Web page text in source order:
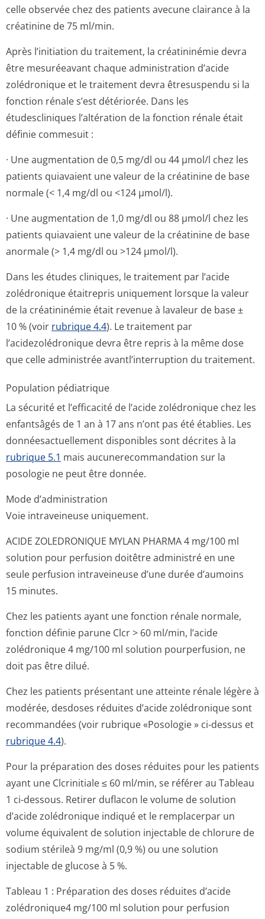
celle observée chez des patients avecune clairance à la
créatinine de 75 ml/min.
Après l’initiation du traitement, la créatininémie devra
être mesuréeavant chaque administration d’acide
zolédronique et le traitement devra êtresuspendu si la
fonction rénale s’est détériorée. Dans les
étudescliniques l’altération de la fonction rénale était
définie commesuit :
· Une augmentation de 0,5 mg/dl ou 44 µmol/l chez les
patients quiavaient une valeur de la créatinine de base
normale (< 1,4 mg/dl ou <124 µmol/l).
· Une augmentation de 1,0 mg/dl ou 88 µmol/l chez les
patients quiavaient une valeur de la créatinine de base
anormale (> 1,4 mg/dl ou >124 µmol/l).
Dans les études cliniques, le traitement par l’acide
zolédronique étaitrepris uniquement lorsque la valeur
de la créatininémie était revenue à lavaleur de base ±
10 % (voir rubrique 4.4). Le traitement par
l’acidezolédronique devra être repris à la même dose
que celle administrée avantl’interruption du traitement.
Population pédiatrique
La sécurité et l’efficacité de l’acide zolédronique chez les
enfantsâgés de 1 an à 17 ans n’ont pas été établies. Les
donnéesactuellement disponibles sont décrites à la
rubrique 5.1 mais aucunerecomman­dation sur la
posologie ne peut être donnée.
Mode d’administration
Voie intraveineuse uniquement.
ACIDE ZOLEDRONIQUE MYLAN PHARMA 4 mg/100 ml
solution pour perfusion doitêtre administré en une
seule perfusion intraveineuse d’une durée d’aumoins
15 minutes.
Chez les patients ayant une fonction rénale normale,
fonction définie parune Clcr > 60 ml/min, l’acide
zolédronique 4 mg/100 ml solution pourperfusion, ne
doit pas être dilué.
Chez les patients présentant une atteinte rénale légère à
modérée, desdoses réduites d’acide zolédronique sont
recommandées (voir rubrique «Posologie » ci-dessus et
rubrique 4.4).
Pour la préparation des doses réduites pour les patients
ayant une Clcrinitiale ≤ 60 ml/min, se référer au Tableau
1 ci-dessous. Retirer duflacon le volume de solution
d’acide zolédronique indiqué et le remplacerpar un
volume équivalent de solution injectable de chlorure de
sodium stérileà 9 mg/ml (0,9 %) ou une solution
injectable de glucose à 5 %.
Tableau 1 : Préparation des doses réduites d’acide
zolédronique4 mg/100 ml solution pour perfusion